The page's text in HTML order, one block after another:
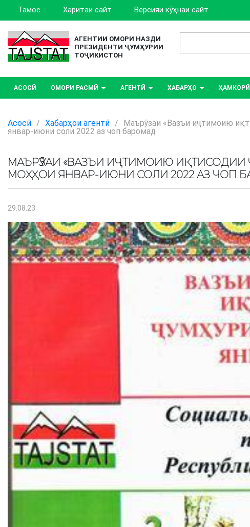
Тамос Харитаи сайт Версияи кӯҳнаи сайт
АГЕНТИИ ОМОРИ НАЗДИ
ПРЕЗИДЕНТИ ҶУМҲУРИИ
ТОҶИКИСТОН
АСОСӢ ОМОРИ РАСМӢ АГЕНТӢ ХАБАРҲО ҲАМКОРӢ
Асосӣ / Хабарҳои агентӣ /
Маърӯзаи «Вазъи иҷтимоию
январ-июни соли 2022 аз чоп баромад
МАЪРӮЗАИ «ВАЗЪИ ИҶТИМОИЮ
МОҲҲОИ ЯНВАР-ИЮНИ СОЛИ 2022 АЗ ЧОП
29.08.23